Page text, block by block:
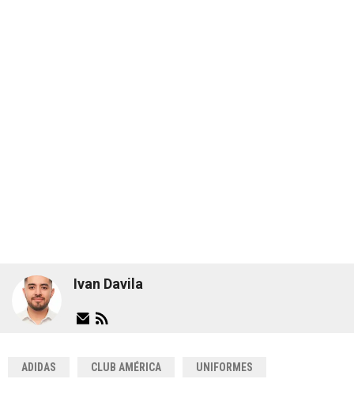
Ivan Davila
ADIDAS CLUB AMÉRICA UNIFORMES